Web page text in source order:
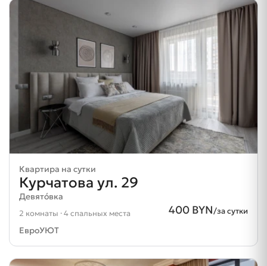
Квартира на сутки
Курчатова ул. 29
Девятóвка
400 BYN/за сутки
2 комнаты · 4 спальных места
ЕвроУЮТ